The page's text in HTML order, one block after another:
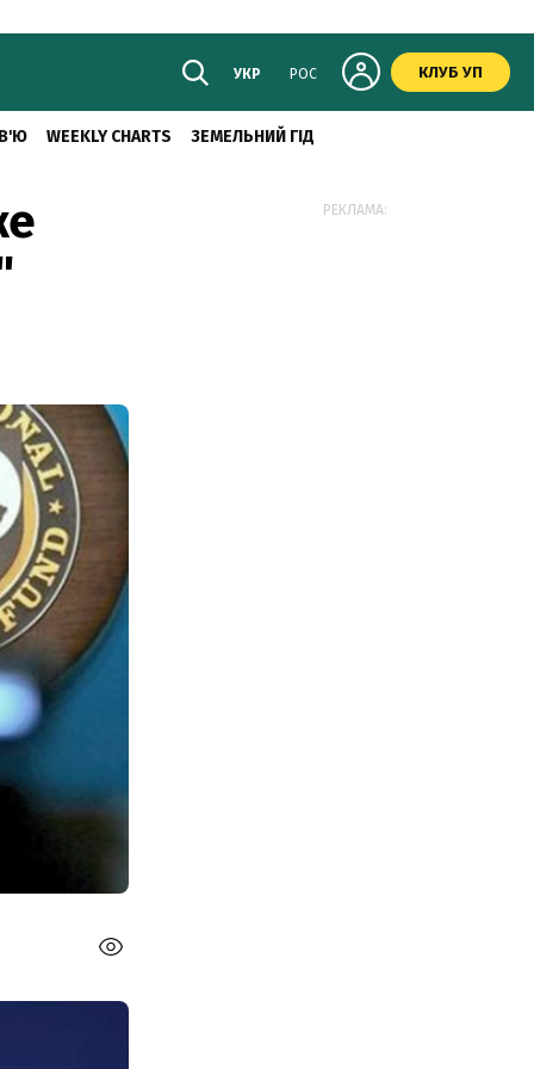
УКР РОС КЛУБ УП
WEEKLY CHARTS ЗЕМЕЛЬНИЙ ГІД
РЕКЛАМА: